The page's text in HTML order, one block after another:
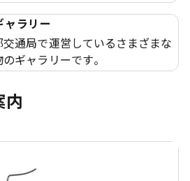
ャラリー
交通局で運営しているさまざまな
ギャラリーです。
内